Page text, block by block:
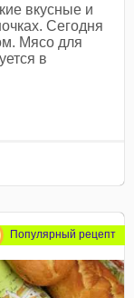
вкусные и
Сегодня
Мясо для
в
Популярный рецепт